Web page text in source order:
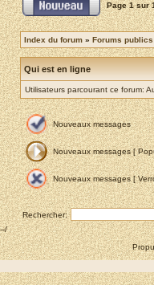
Page1sur
Index du forum » Forums
Qui est en ligne
Utilisateurs parcourant ce forum:
Nouveaux messages
Nouveaux messages [
Nouveaux messages [
Rechercher:
--/